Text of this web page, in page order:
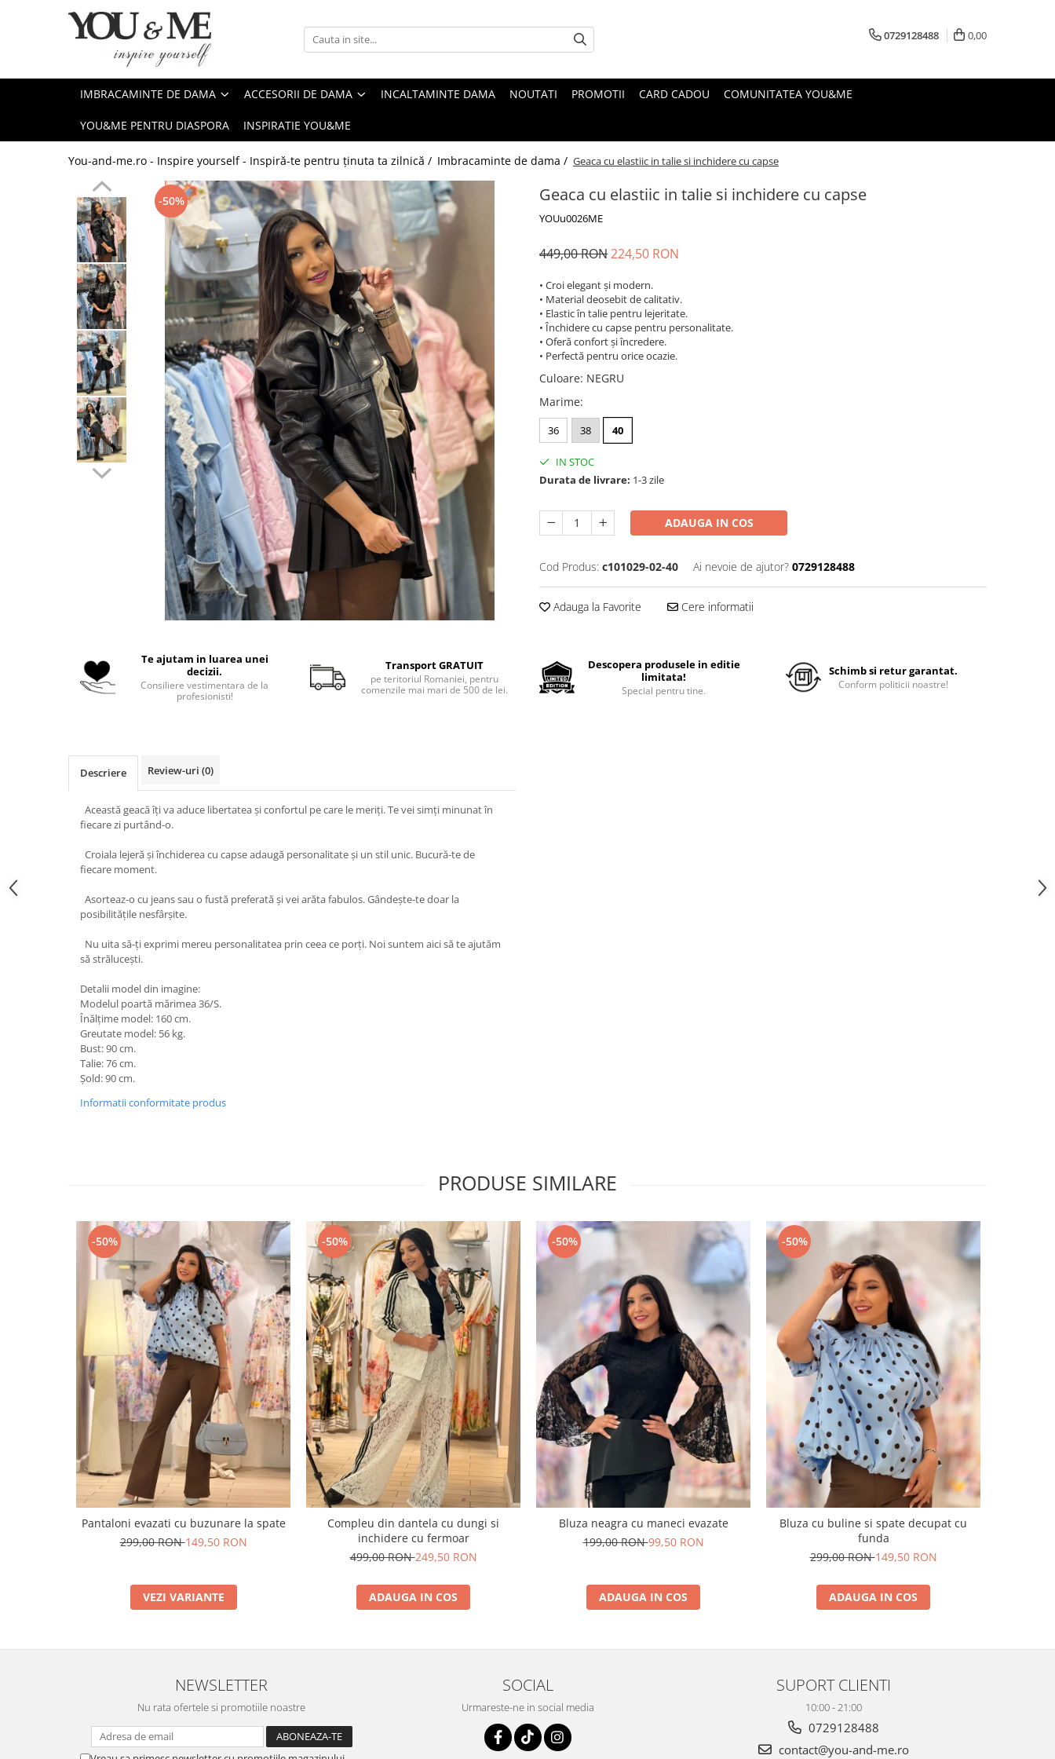
Imbracaminte de dama
Geci si jachete
Rochii de zi
Rochii de eveniment
Compleuri si costume
Tricouri si topuri
Costume de baie
Accesorii de dama
Coliere si brose
0729128488 0,00
IMBRACAMINTE DE DAMA ACCESORII DE DAMA INCALTAMINTE DAMA NOUTATI PROMOTII CARD CADOU COMUNITATEA YOU&ME
YOU&ME PENTRU DIASPORA INSPIRATIE YOU&ME
You-and-me.ro - Inspire yourself - Inspiră-te pentru ținuta ta zilnică / Imbracaminte de dama / Geaca cu elastiic in talie si inchidere cu capse
Geaca cu elastiic in talie si inchidere cu capse
YOUu0026ME
-50%
449,00 RON224,50 RON
• Croi elegant și modern.
• Material deosebit de calitativ.
• Elastic în talie pentru lejeritate.
• Închidere cu capse pentru personalitate.
• Oferă confort și încredere.
• Perfectă pentru orice ocazie.
Culoare: NEGRU
Marime:
36 38 40
IN STOC
Durata de livrare: 1-3 zile
ADAUGA IN COS
Cod Produs: c101029-02-40 Ai nevoie de ajutor? 0729128488
Adauga la Favorite Cere informatii
Te ajutam in luarea unei
decizii.
Consiliere vestimentara de la
profesionisti!
Transport GRATUIT
pe teritoriul Romaniei, pentru
comenzile mai mari de 500 de lei.
Descopera produsele in editie
limitata!
Special pentru tine.
Schimb si retur garantat.
Conform politicii noastre!
Descriere Review-uri (0)
Această geacă îți va aduce libertatea și confortul pe care le meriți. Te vei simți minunat în
fiecare zi purtând-o.
Croiala lejeră și închiderea cu capse adaugă personalitate și un stil unic. Bucură-te de
fiecare moment.
Asorteaz-o cu jeans sau o fustă preferată și vei arăta fabulos. Gândește-te doar la
posibilitățile nesfârșite.
Nu uita să-ți exprimi mereu personalitatea prin ceea ce porți. Noi suntem aici să te ajutăm
să strălucești.
Detalii model din imagine:
Modelul poartă mărimea 36/S.
Înălțime model: 160 cm.
Greutate model: 56 kg.
Bust: 90 cm.
Talie: 76 cm.
Șold: 90 cm.
Informatii conformitate produs
PRODUSE SIMILARE
-50%
Pantaloni evazati cu buzunare la spate
299,00 RON149,50 RON
VEZI VARIANTE
-50%
Compleu din dantela cu dungi si
inchidere cu fermoar
499,00 RON249,50 RON
ADAUGA IN COS
-50%
Bluza neagra cu maneci evazate
199,00 RON99,50 RON
ADAUGA IN COS
-50%
Bluza cu buline si spate decupat cu
funda
299,00 RON149,50 RON
ADAUGA IN COS
NEWSLETTER
Nu rata ofertele si promotiile noastre
SOCIAL
Urmareste-ne in social media
SUPORT CLIENTI
10:00 - 21:00
0729128488
contact@you-and-me.ro